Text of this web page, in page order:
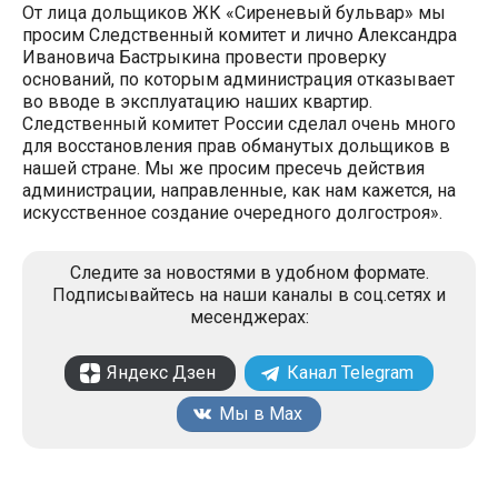
От лица дольщиков ЖК «Сиреневый бульвар» мы
просим Следственный комитет и лично Александра
Ивановича Бастрыкина провести проверку
оснований, по которым администрация отказывает
во вводе в эксплуатацию наших квартир.
Следственный комитет России сделал очень много
для восстановления прав обманутых дольщиков в
нашей стране. Мы же просим пресечь действия
администрации, направленные, как нам кажется, на
искусственное создание очередного долгостроя».
Следите за новостями в удобном формате.
Подписывайтесь на наши каналы в соц.сетях и
месенджерах:
Яндекс Дзен
Канал Telegram
Мы в Max